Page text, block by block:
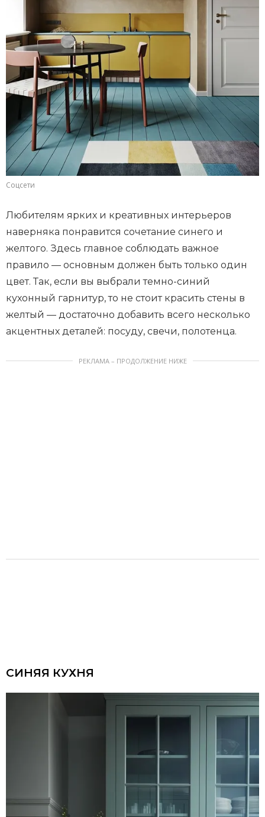
Соцсети
Любителям ярких и креативных интерьеров
наверняка понравится сочетание синего и
желтого. Здесь главное соблюдать важное
правило — основным должен быть только один
цвет. Так, если вы выбрали темно-синий
кухонный гарнитур, то не стоит красить стены в
желтый — достаточно добавить всего несколько
акцентных деталей: посуду, свечи, полотенца.
РЕКЛАМА – ПРОДОЛЖЕНИЕ НИЖЕ
СИНЯЯ КУХНЯ